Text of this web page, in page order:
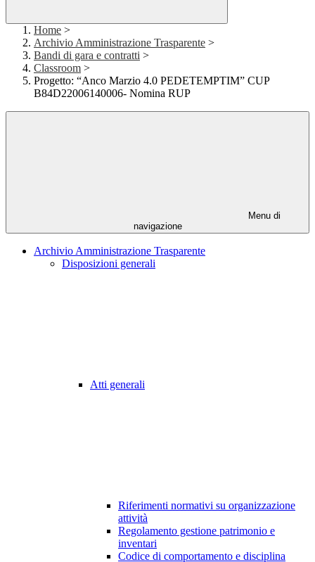
Home >
Archivio Amministrazione Trasparente >
Bandi di gara e contratti >
Classroom >
Progetto: “Anco Marzio 4.0 PEDETEMPTIM” CUP
B84D22006140006- Nomina RUP
Menu di
navigazione
Archivio Amministrazione Trasparente
Disposizioni generali
Atti generali
Riferimenti normativi su organizzazione
attività
Regolamento gestione patrimonio e
inventari
Codice di comportamento e disciplina